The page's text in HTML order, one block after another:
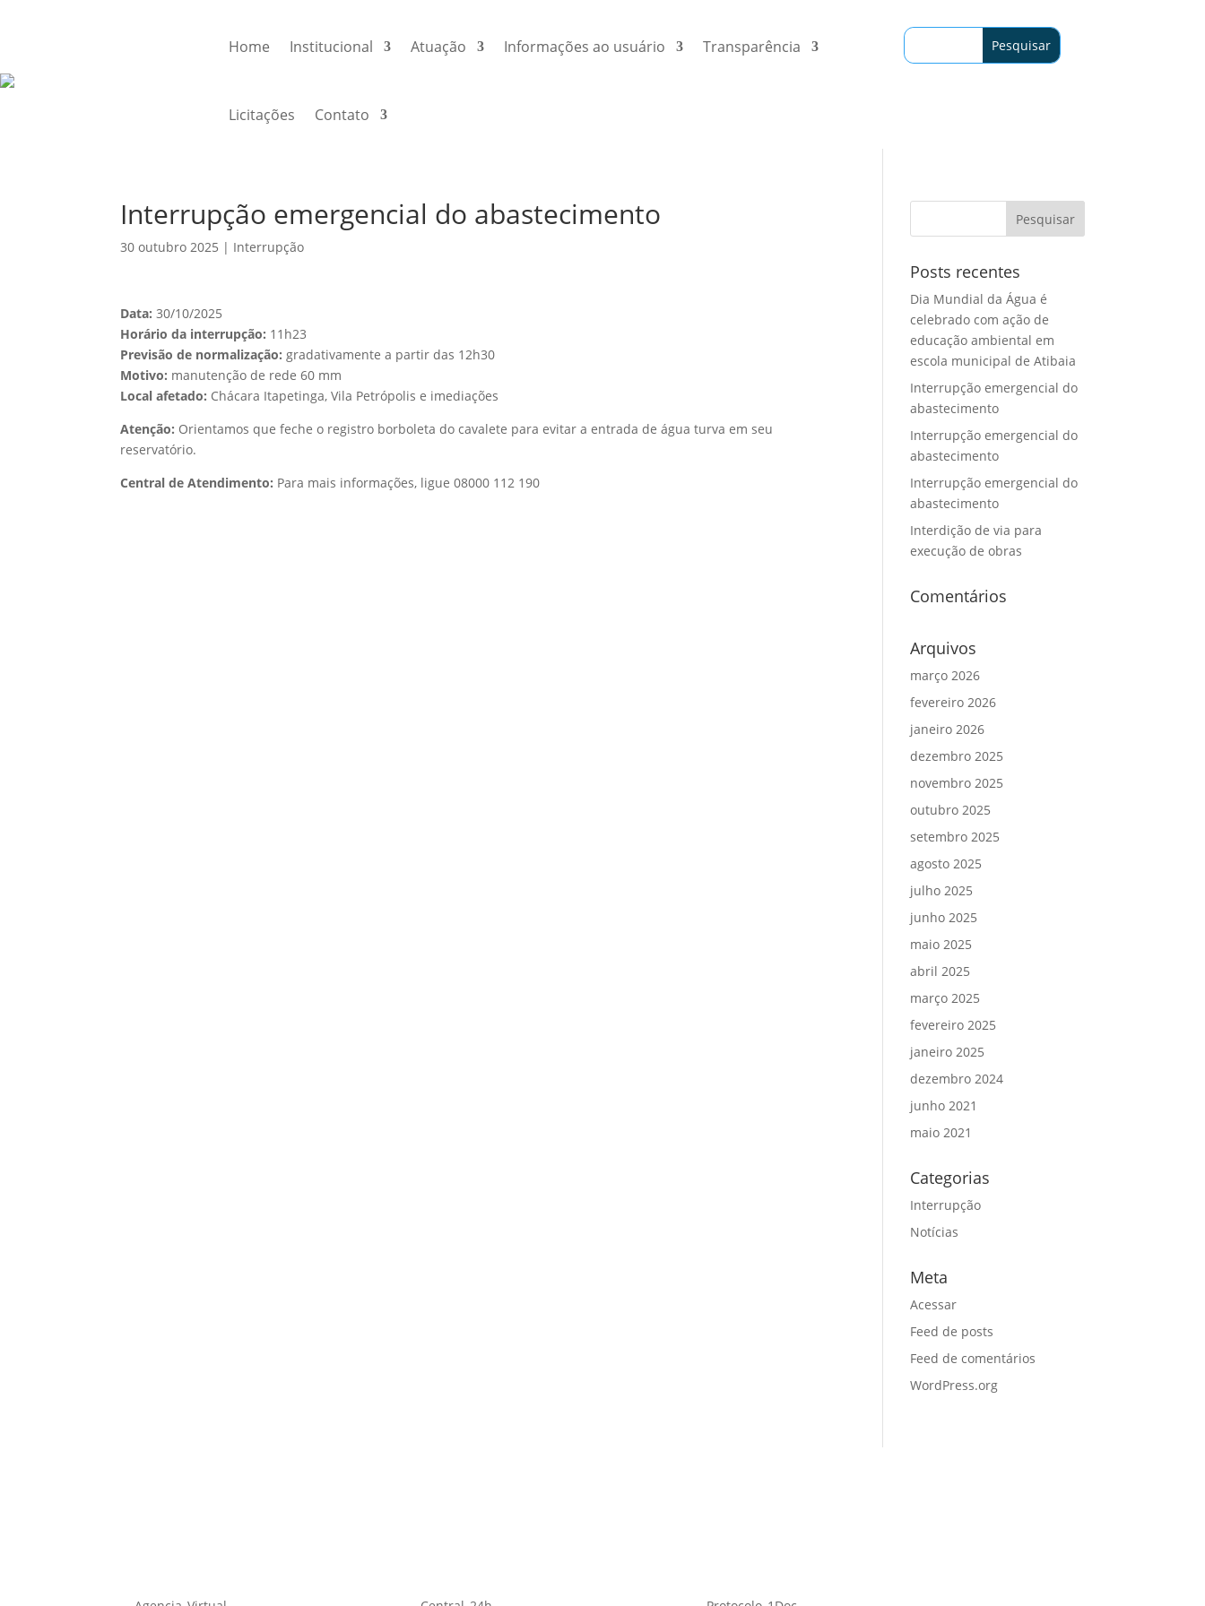
Home Institucional Atuação Informações ao usuário Transparência
Licitações Contato
Interrupção emergencial do abastecimento
30 outubro 2025 | Interrupção
Data: 30/10/2025
Horário da interrupção: 11h23
Previsão de normalização: gradativamente a partir das 12h30
Motivo: manutenção de rede 60 mm
Local afetado: Chácara Itapetinga, Vila Petrópolis e imediações
Atenção: Orientamos que feche o registro borboleta do cavalete para evitar a entrada de água turva em seu
reservatório.
Central de Atendimento: Para mais informações, ligue 08000 112 190
Posts recentes
Dia Mundial da Água é
celebrado com ação de
educação ambiental em
escola municipal de Atibaia
Interrupção emergencial do
abastecimento
Interrupção emergencial do
abastecimento
Interrupção emergencial do
abastecimento
Interdição de via para
execução de obras
Comentários
Arquivos
março 2026
fevereiro 2026
janeiro 2026
dezembro 2025
novembro 2025
outubro 2025
setembro 2025
agosto 2025
julho 2025
junho 2025
maio 2025
abril 2025
março 2025
fevereiro 2025
janeiro 2025
dezembro 2024
junho 2021
maio 2021
Categorias
Interrupção
Notícias
Meta
Acessar
Feed de posts
Feed de comentários
WordPress.org